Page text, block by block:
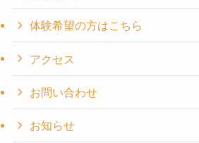
体験希望の方はこちら
アクセス
お問い合わせ
お知らせ